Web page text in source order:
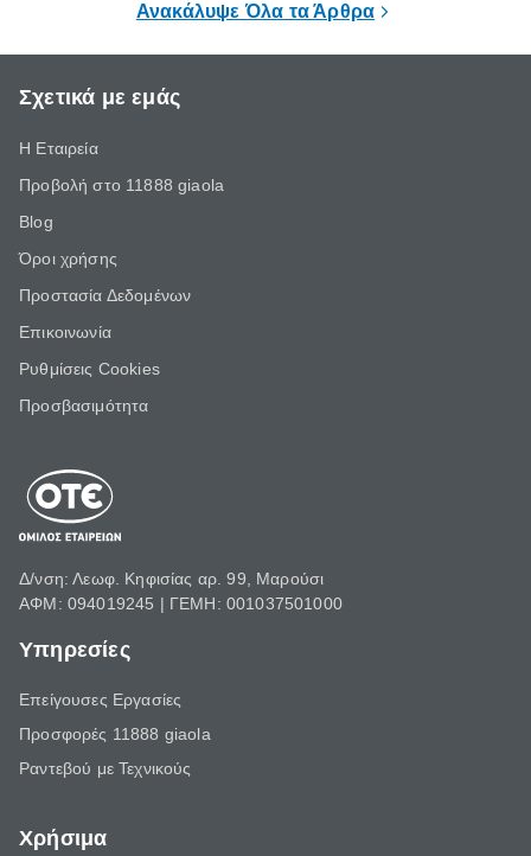
Ανακάλυψε Όλα τα Άρθρα
Σχετικά με εμάς
Η Εταιρεία
Προβολή στο 11888 giaola
Blog
Όροι χρήσης
Προστασία Δεδομένων
Επικοινωνία
Ρυθμίσεις Cookies
Προσβασιμότητα
Δ/νση: Λεωφ. Κηφισίας αρ. 99, Μαρούσι
ΑΦΜ: 094019245 | ΓΕΜΗ: 001037501000
Υπηρεσίες
Επείγουσες Εργασίες
Προσφορές 11888 giaola
Ραντεβού με Τεχνικούς
Χρήσιμα